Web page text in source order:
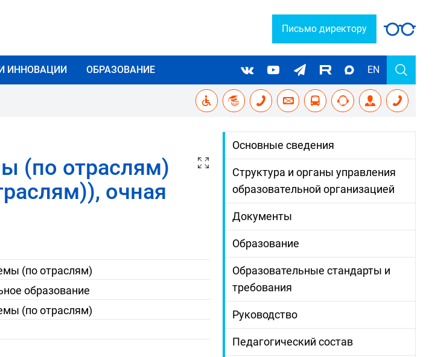
Письмо директору
ИННОВАЦИИ ОБРАЗОВАНИЕ EN
(по отраслям)
очная
(по отраслям)
образование
(по отраслям)
Основные сведения
Структура и органы управления
образовательной организацией
Документы
Образование
Образовательные стандарты и
требования
Руководство
Педагогический состав